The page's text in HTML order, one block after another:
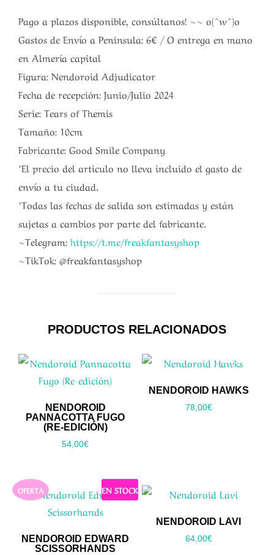
Pago a plazos disponible, consúltanos! ~~ o(^w^)o
Gastos de Envío a Peninsula: 6€ / O entrega en mano
en Almería capital
Figura: Nendoroid Adjudicator
Fecha de recepción: Junio/Julio 2024
Serie: Tears of Themis
Tamaño: 10cm
Fabricante: Good Smile Company
*El precio del articulo no lleva incluido el gasto de
envío a tu ciudad.
*Todas las fechas de salida son estimadas y están
sujetas a cambios por parte del fabricante.
~Telegram: https://t.me/freakfantasyshop
~TikTok: @freakfantasyshop
PRODUCTOS RELACIONADOS
NENDOROID
PANNACOTTA FUGO
(RE-EDICIÓN)
54,00€
NENDOROID HAWKS
78,00€
OFERTA EN STOCK
NENDOROID EDWARD
SCISSORHANDS
NENDOROID LAVI
64,00€